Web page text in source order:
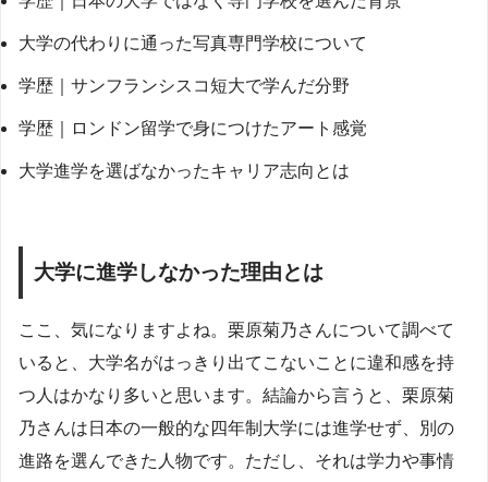
大学の代わりに通った写真専門学校について
学歴｜サンフランシスコ短大で学んだ分野
学歴｜ロンドン留学で身につけたアート感覚
大学進学を選ばなかったキャリア志向とは
大学に進学しなかった理由とは
ここ、気になりますよね。栗原菊乃さんについて調べて
いると、大学名がはっきり出てこないことに違和感を持
つ人はかなり多いと思います。結論から言うと、栗原菊
乃さんは日本の一般的な四年制大学には進学せず、別の
進路を選んできた人物です。ただし、それは学力や事情